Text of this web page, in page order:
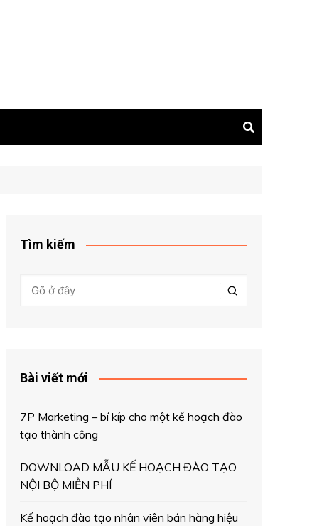
Tìm kiếm
Bài viết mới
7P Marketing – bí kíp cho một kế hoạch đào
tạo thành công
DOWNLOAD MẪU KẾ HOẠCH ĐÀO TẠO
NỘI BỘ MIỄN PHÍ
Kế hoạch đào tạo nhân viên bán hàng hiệu